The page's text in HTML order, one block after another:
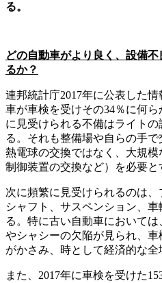
る。
どの自動車がより良く、設備
るか？
連邦統計庁2017年に公表した
車が車検を受けその34％に何
に見受けられる不備はライト
る。それも整備場や自らの手
熱電球の交換ではなく、大規
制御装置の交換など）を必要と
次に頻繁に見受けられるのは、
シャフト、サスペンション、
る。特に古い自動車において
やシャシーの欠陥が見られ、
がかさみ、時として経済的な全
また、2017年に車検を受けた